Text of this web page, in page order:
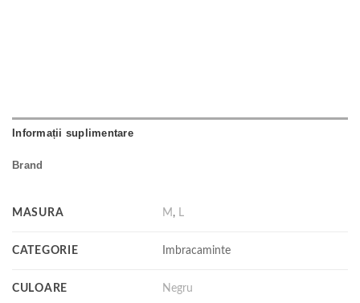
Informații suplimentare
Brand
MASURA M ,
CATEGORIE Imbracaminte
CULOARE Negru